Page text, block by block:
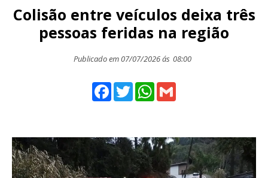
Colisão entre veículos deixa três
pessoas feridas na região
Publicado em 07/07/2026 ás 08:00
Facebook
TwitterWhatsApp